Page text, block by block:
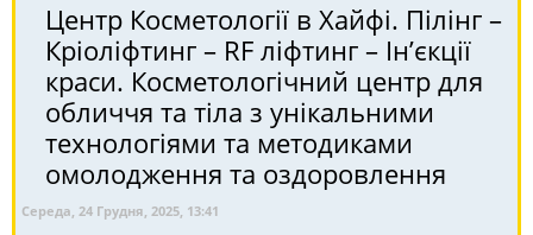
Центр Косметології в Хайфі. Пілінг –
Кріоліфтинг – RF ліфтинг – Ін’єкції
краси. Косметологічний центр для
обличчя та тіла з унікальними
технологіями та методиками
омолодження та оздоровлення
Середа, 24 Грудня, 2025, 13:41